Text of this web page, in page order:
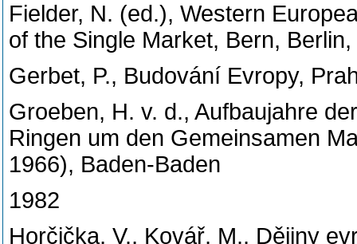
Fielder, N. (ed.), Western
of the Single Market, Bern,
Gerbet, P., Budování Evropy,
Groeben, H. v. d., Aufbaujahre
Ringen um den Gemeinsamen
1966), Baden-Baden
1982
Horčička, V., Kovář, M., Dějiny